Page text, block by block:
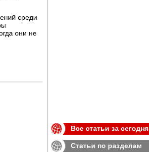
среди
они не
Все статьи за сегодня
Статьи по разделам